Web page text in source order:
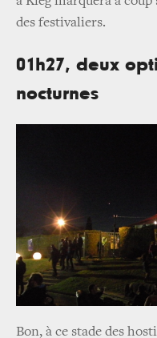
des festivaliers.
01h27, deux
nocturnes
Bon, à ce stade des